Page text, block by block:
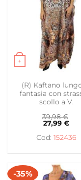
+
Questo prodotto
(R) Kaftano
fantasia con
scollo a V.
39,98€
27,99 €
152436
-35%